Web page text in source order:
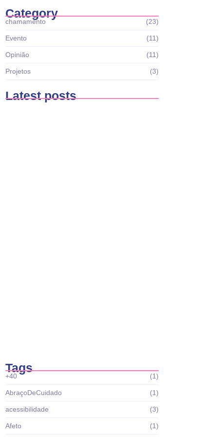
Category
chamamento (23)
Evento (11)
Opinião (11)
Projetos (3)
Latest posts
Tags
+40 (1)
AbraçoDeCuidado (1)
acessibilidade (3)
Afeto (1)